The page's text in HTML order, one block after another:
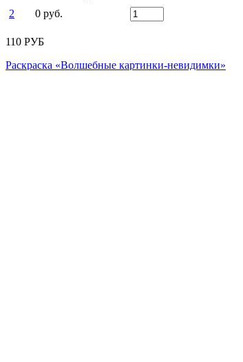
2
0 руб.
110 РУБ
Раскраска «Волшебные картинки-невидимки»